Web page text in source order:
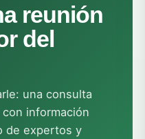
reunión
del
una consulta
información
de expertos y